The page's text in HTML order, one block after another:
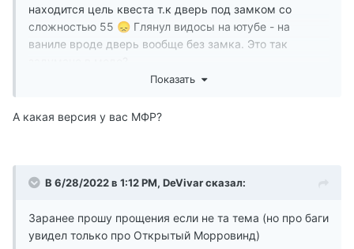
находится цель квеста т.к дверь под замком со
сложностью 55 😞 Глянул видосы на ютубе - на
ваниле вроде дверь вообще без замка. Это так
Показать
А какая версия у вас МФР?
В 6/28/2022 в 1:12 PM, DeVivarсказал:
Заранее прошу прощения если не та тема (но про баги
увидел только про Открытый Морровинд)